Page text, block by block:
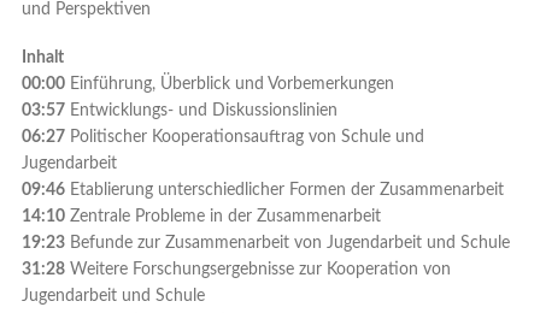
und Perspektiven
Inhalt
00:00 Einführung, Überblick und Vorbemerkungen
03:57 Entwicklungs- und Diskussionslinien
06:27 Politischer Kooperationsauftrag von Schule und
Jugendarbeit
09:46 Etablierung unterschiedlicher Formen der Zusammenarbeit
14:10 Zentrale Probleme in der Zusammenarbeit
19:23 Befunde zur Zusammenarbeit von Jugendarbeit und Schule
31:28 Weitere Forschungsergebnisse zur Kooperation von
Jugendarbeit und Schule